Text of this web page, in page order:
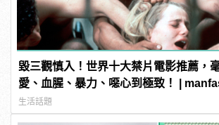
毀三觀慎入！世界十大禁片電影推薦，
愛、血腥、暴力、噁心到極致！ |
男
生活話題